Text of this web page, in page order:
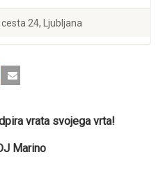
24, Ljubljana
vrata svojega vrta!
Marino